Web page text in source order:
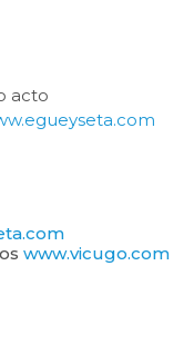
acto
www.vicugo.com